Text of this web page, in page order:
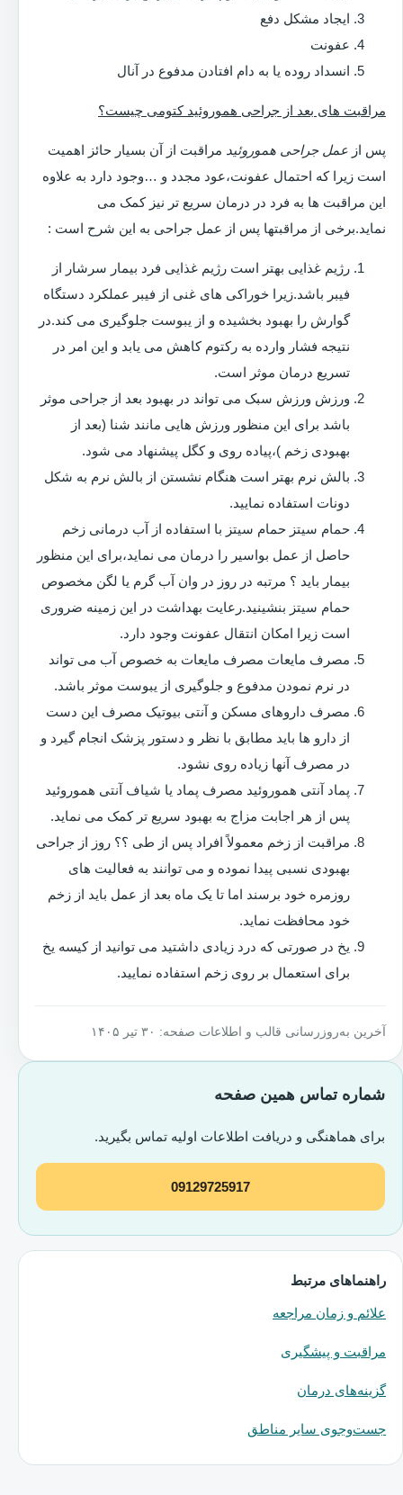
ایجاد مشکل دفع
عفونت
انسداد روده یا به دام افتادن مدفوع در آنال
مراقبت های بعد از جراحی هموروئید کتومی چیست؟
پس از عمل جراحی هموروئید مراقبت از آن بسیار حائز اهمیت
است زیرا که احتمال عفونت،عود مجدد و …وجود دارد به علاوه
این مراقبت ها به فرد در درمان سریع تر نیز کمک می
نماید.برخی از مراقبتها پس از عمل جراحی به این شرح است :
رژیم غذایی بهتر است رژیم غذایی فرد بیمار سرشار از
فیبر باشد.زیرا خوراکی های غنی از فیبر عملکرد دستگاه
گوارش را بهبود بخشیده و از یبوست جلوگیری می کند.در
نتیجه فشار وارده به رکتوم کاهش می یابد و این امر در
تسریع درمان موثر است.
ورزش ورزش سبک می تواند در بهبود بعد از جراحی موثر
باشد برای این منظور ورزش هایی مانند شنا (بعد از
بهبودی زخم )،پیاده روی و کگل پیشنهاد می شود.
بالش نرم بهتر است هنگام نشستن از بالش نرم به شکل
دونات استفاده نمایید.
حمام سیتز حمام سیتز با استفاده از آب درمانی زخم
حاصل از عمل بواسیر را درمان می نماید،برای این منظور
بیمار باید ؟ مرتبه در روز در وان آب گرم یا لگن مخصوص
حمام سیتز بنشینید.رعایت بهداشت در این زمینه ضروری
است زیرا امکان انتقال عفونت وجود دارد.
مصرف مایعات مصرف مایعات به خصوص آب می تواند
در نرم نمودن مدفوع و جلوگیری از یبوست موثر باشد.
مصرف داروهای مسکن و آنتی بیوتیک مصرف این دست
از دارو ها باید مطابق با نظر و دستور پزشک انجام گیرد و
در مصرف آنها زیاده روی نشود.
پماد آنتی هموروئید مصرف پماد یا شیاف آنتی هموروئید
پس از هر اجابت مزاج به بهبود سریع تر کمک می نماید.
مراقبت از زخم معمولاً افراد پس از طی ؟؟ روز از جراحی
بهبودی نسبی پیدا نموده و می توانند به فعالیت های
روزمره خود برسند اما تا یک ماه بعد از عمل باید از زخم
خود محافظت نماید.
یخ در صورتی که درد زیادی داشتید می توانید از کیسه یخ
برای استعمال بر روی زخم استفاده نمایید.
آخرین به‌روزرسانی قالب و اطلاعات صفحه: ۳۰ تیر ۱۴۰۵
شماره تماس همین صفحه
برای هماهنگی و دریافت اطلاعات اولیه تماس بگیرید.
09129725917
راهنماهای مرتبط
علائم و زمان مراجعه
مراقبت و پیشگیری
گزینه‌های درمان
جست‌وجوی سایر مناطق